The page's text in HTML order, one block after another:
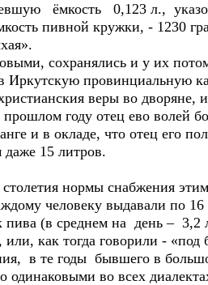
ёмкость 0,123 л.,
пивной кружки, - 1230
сохранялись и у их
Иркутскую провинциальную
веры во дворяне,
году отец ево волей
и в окладе, что отец его
15 литров.
нормы снабжения этим
человеку выдавали по
(в среднем на день –
или, как тогда говорили - «под
в те годы бывшего в
во всех